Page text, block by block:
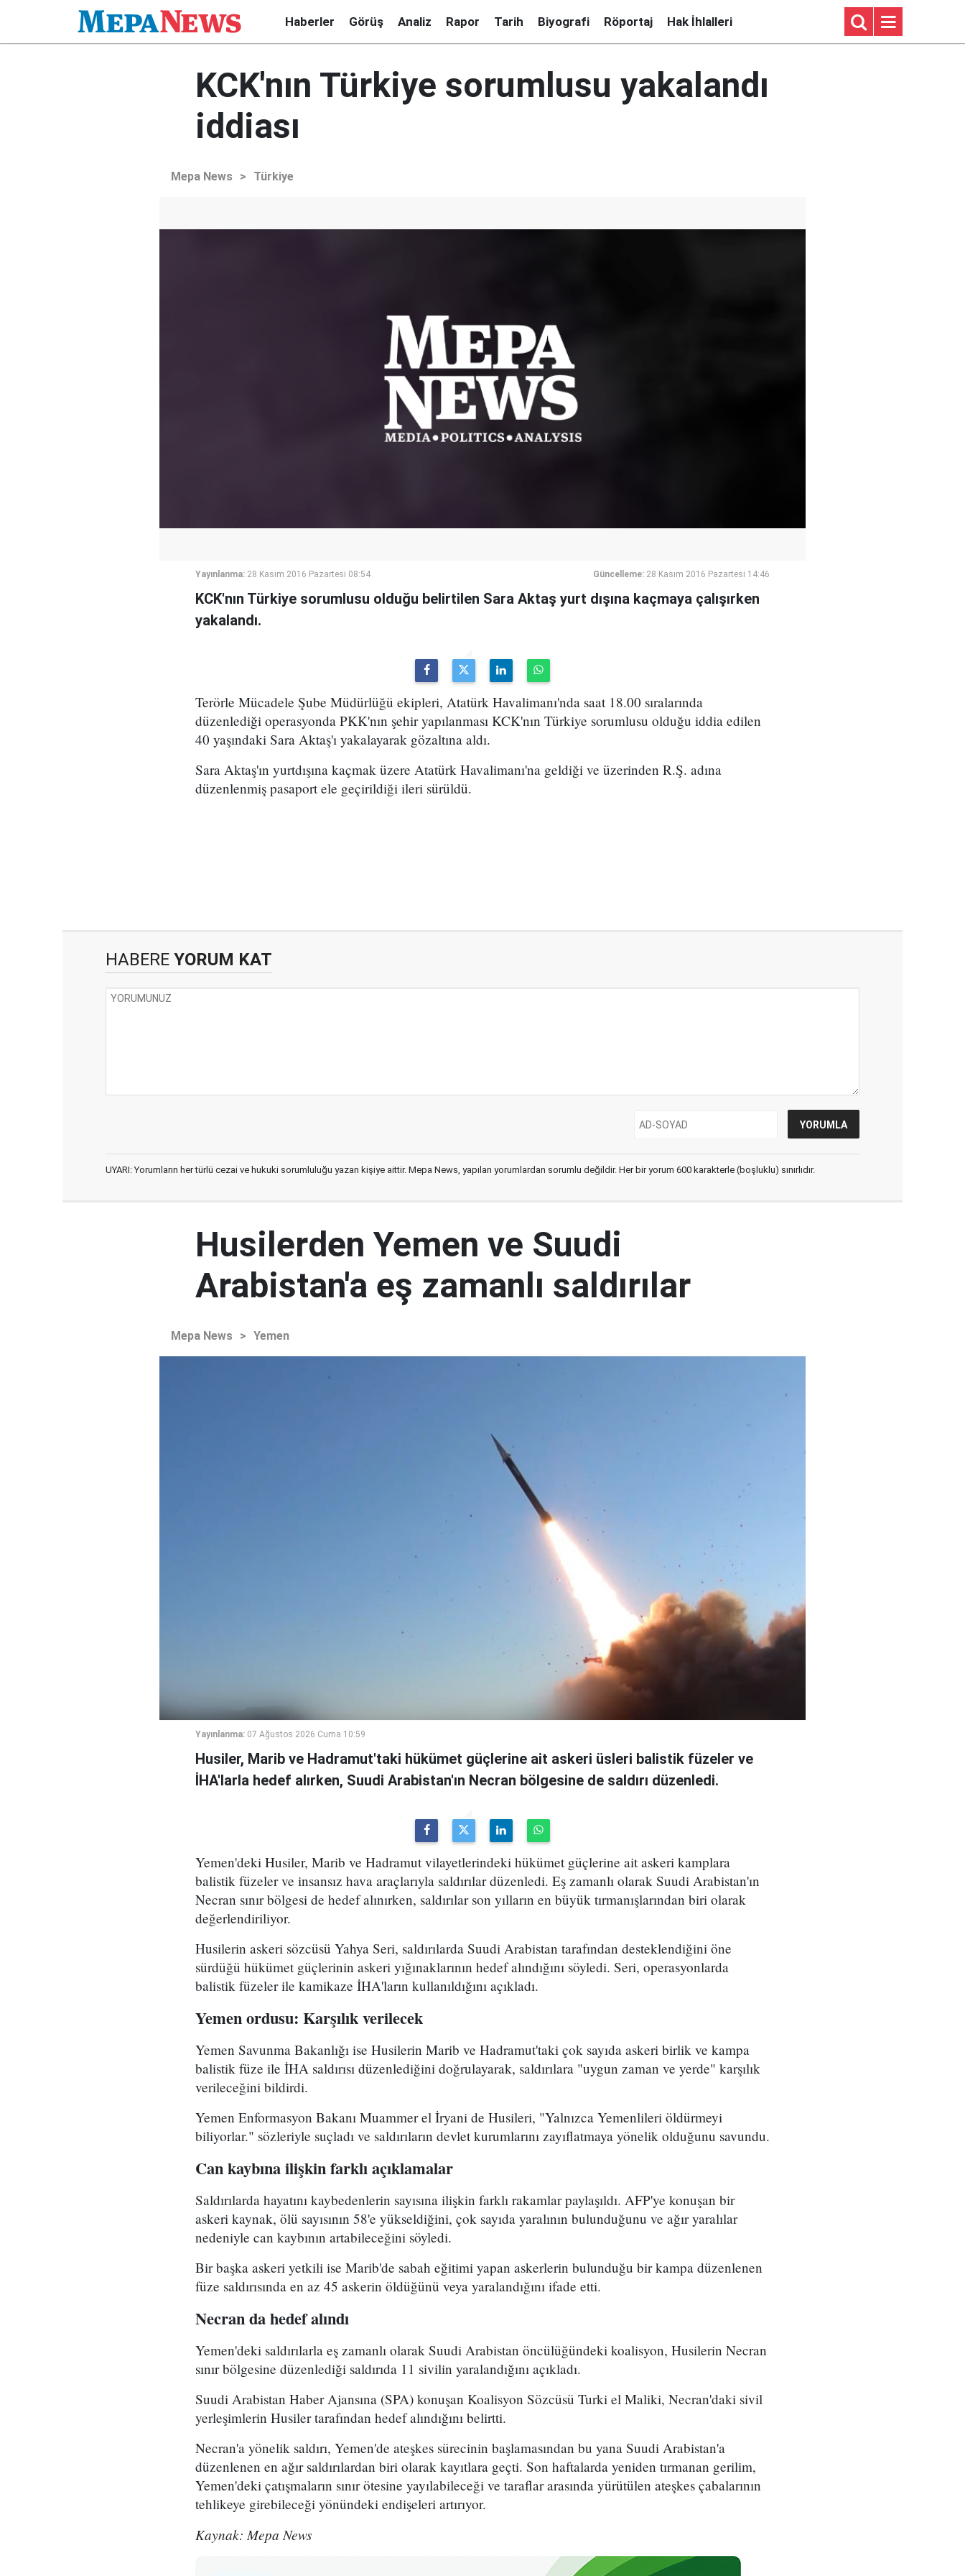
Haberler Görüş Analiz Rapor Tarih Biyografi Röportaj Hak İhlalleri
KCK'nın Türkiye sorumlusu yakalandı
iddiası
Mepa News > Türkiye
Yayınlanma: 28 Kasım 2016 Pazartesi 08:54 Güncelleme: 28 Kasım 2016 Pazartesi 14:46
KCK'nın Türkiye sorumlusu olduğu belirtilen Sara Aktaş yurt dışına kaçmaya çalışırken
yakalandı.
Terörle Mücadele Şube Müdürlüğü ekipleri, Atatürk Havalimanı'nda saat 18.00 sıralarında
düzenlediği operasyonda PKK'nın şehir yapılanması KCK'nın Türkiye sorumlusu olduğu iddia edilen
40 yaşındaki Sara Aktaş'ı yakalayarak gözaltına aldı.
Sara Aktaş'ın yurtdışına kaçmak üzere Atatürk Havalimanı'na geldiği ve üzerinden R.Ş. adına
düzenlenmiş pasaport ele geçirildiği ileri sürüldü.
HABERE YORUM KAT
UYARI: Yorumların her türlü cezai ve hukuki sorumluluğu yazan kişiye aittir. Mepa News, yapılan yorumlardan sorumlu değildir. Her bir yorum 600 karakterle (boşluklu) sınırlıdır.
Husilerden Yemen ve Suudi
Arabistan'a eş zamanlı saldırılar
Mepa News > Yemen
Yayınlanma: 07 Ağustos 2026 Cuma 10:59
Husiler, Marib ve Hadramut'taki hükümet güçlerine ait askeri üsleri balistik füzeler ve
İHA'larla hedef alırken, Suudi Arabistan'ın Necran bölgesine de saldırı düzenledi.
Yemen'deki Husiler, Marib ve Hadramut vilayetlerindeki hükümet güçlerine ait askeri kamplara
balistik füzeler ve insansız hava araçlarıyla saldırılar düzenledi. Eş zamanlı olarak Suudi Arabistan'ın
Necran sınır bölgesi de hedef alınırken, saldırılar son yılların en büyük tırmanışlarından biri olarak
değerlendiriliyor.
Husilerin askeri sözcüsü Yahya Seri, saldırılarda Suudi Arabistan tarafından desteklendiğini öne
sürdüğü hükümet güçlerinin askeri yığınaklarının hedef alındığını söyledi. Seri, operasyonlarda
balistik füzeler ile kamikaze İHA'ların kullanıldığını açıkladı.
Yemen ordusu: Karşılık verilecek
Yemen Savunma Bakanlığı ise Husilerin Marib ve Hadramut'taki çok sayıda askeri birlik ve kampa
balistik füze ile İHA saldırısı düzenlediğini doğrulayarak, saldırılara "uygun zaman ve yerde" karşılık
verileceğini bildirdi.
Yemen Enformasyon Bakanı Muammer el İryani de Husileri, "Yalnızca Yemenlileri öldürmeyi
biliyorlar." sözleriyle suçladı ve saldırıların devlet kurumlarını zayıflatmaya yönelik olduğunu savundu.
Can kaybına ilişkin farklı açıklamalar
Saldırılarda hayatını kaybedenlerin sayısına ilişkin farklı rakamlar paylaşıldı. AFP'ye konuşan bir
askeri kaynak, ölü sayısının 58'e yükseldiğini, çok sayıda yaralının bulunduğunu ve ağır yaralılar
nedeniyle can kaybının artabileceğini söyledi.
Bir başka askeri yetkili ise Marib'de sabah eğitimi yapan askerlerin bulunduğu bir kampa düzenlenen
füze saldırısında en az 45 askerin öldüğünü veya yaralandığını ifade etti.
Necran da hedef alındı
Yemen'deki saldırılarla eş zamanlı olarak Suudi Arabistan öncülüğündeki koalisyon, Husilerin Necran
sınır bölgesine düzenlediği saldırıda 11 sivilin yaralandığını açıkladı.
Suudi Arabistan Haber Ajansına (SPA) konuşan Koalisyon Sözcüsü Turki el Maliki, Necran'daki sivil
yerleşimlerin Husiler tarafından hedef alındığını belirtti.
Necran'a yönelik saldırı, Yemen'de ateşkes sürecinin başlamasından bu yana Suudi Arabistan'a
düzenlenen en ağır saldırılardan biri olarak kayıtlara geçti. Son haftalarda yeniden tırmanan gerilim,
Yemen'deki çatışmaların sınır ötesine yayılabileceği ve taraflar arasında yürütülen ateşkes çabalarının
tehlikeye girebileceği yönündeki endişeleri artırıyor.
Kaynak: Mepa News